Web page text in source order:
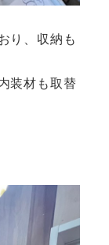
り、収納も
装材も取替